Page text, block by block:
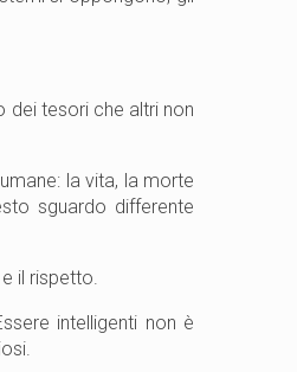
dei tesori che altri non
la vita, la morte
sguardo differente
il rispetto.
intelligenti non è